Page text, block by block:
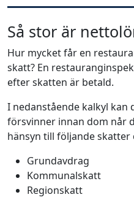
Så stor är
Hur mycket får en
skatt? En
efter skatten är betald.
I nedanstående kalkyl kan
försvinner innan dom når
hänsyn till följande skatter
Grundavdrag
Kommunalskatt
Regionskatt